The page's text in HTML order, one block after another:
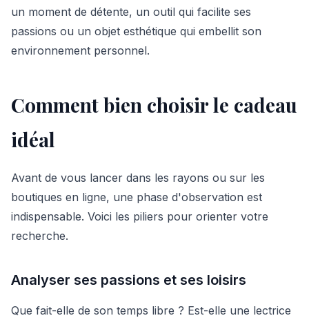
un moment de détente, un outil qui facilite ses
passions ou un objet esthétique qui embellit son
environnement personnel.
Comment bien choisir le cadeau
idéal
Avant de vous lancer dans les rayons ou sur les
boutiques en ligne, une phase d'observation est
indispensable. Voici les piliers pour orienter votre
recherche.
Analyser ses passions et ses loisirs
Que fait-elle de son temps libre ? Est-elle une lectrice